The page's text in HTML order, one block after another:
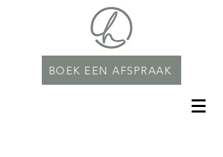
BOEK EEN AFSPRAAK